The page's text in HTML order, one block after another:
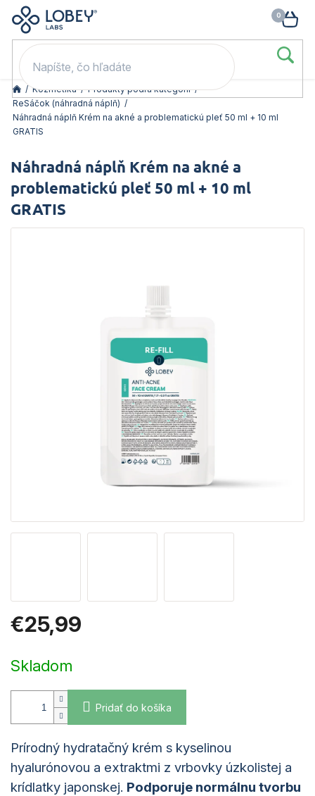
Prejsť
obsah
kódom LOB20 (nad 80 eur). 👉
/ Kozmetika / Produkty podľa kategórií /
ReSáčok (náhradná náplň) /
Náhradná náplň Krém na akné a problematickú pleť 50 ml + 10 ml
GRATIS
Náhradná náplň Krém na akné a
problematickú pleť 50 ml + 10 ml
GRATIS
€25,99
cena:
Skladom
Pridať do košíka
Prírodný hydratačný krém s kyselinou
hyalurónovou a extraktmi z vrbovky úzkolistej a
krídlatky japonskej. Podporuje normálnu tvorbu